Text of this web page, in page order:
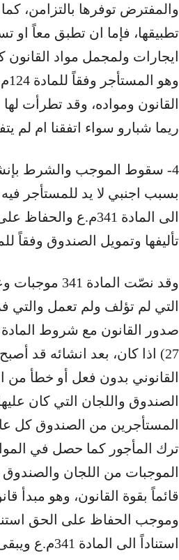
ايجارات ولمجمل مواد
القانون ومواده، وقد تطرأت
ريما شبارو سواء اتفقنا ام لم
4- سقوط الموجب والشرط
بسبب اجنبي لا يد للمستأجر
تأليفها وتمويل الصندوق وفقاً
وقد نصّت
27) اذا كان، بعد انشائه قد
القانوني بدون فعل أو خطأ من
الصندوق واللجان التي كان
المستأجرين من الصندوق كل عام
الموجبات من اللجان
قائماً بقوة القانون، وهو
استناداً الى المادة 341م.ع ويبقى الحق قائماً،